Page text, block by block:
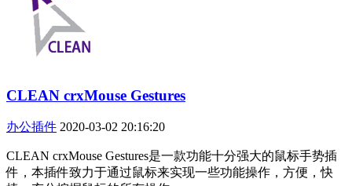
CLEAN crxMouse Gestures
办公插件 2020-03-02 20:16:20
CLEAN crxMouse Gestures是一款功能十分强大的鼠标手势插
件，本插件致力于通过鼠标来实现一些功能操作，方便，快